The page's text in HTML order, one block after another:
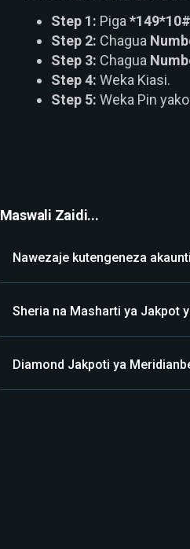
Step 1: Piga *149*10#
Step 2: Chagua
Step 3: Chagua
Step 4: Weka Kiasi.
Step 5: Weka Pin
Maswali Zaidi...
Nawezaje kutengeneza
Sheria na Masharti ya Jakpot
Diamond Jakpoti ya